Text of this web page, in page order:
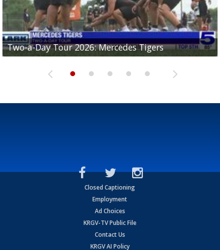
Two-a-Day Tour 2026: Mercedes Tigers
Two-a-Day Tour 2026: Progreso Red Ants
Two-a-Day Tour 2026: Donna Redskins
Two-a-Day Tour 2026: Brownsville Pace Vikings
Two-a-Day Tour 2026: La Joya Coyotes
Closed Captioning
Employment
Ad Choices
KRGV-TV Public File
Contact Us
KRGV AI Policy